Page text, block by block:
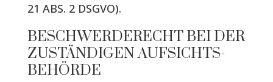
21 ABS. 2 DSGVO).
BESCHWERDE­RECHT BEI DER
ZUSTÄNDIGEN AUFSICHTS­
BEHÖRDE